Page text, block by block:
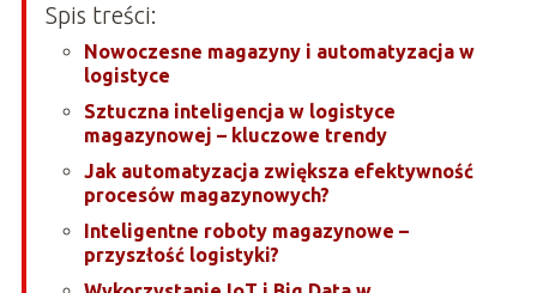
Spis treści:
Nowoczesne magazyny i automatyzacja w
logistyce
Sztuczna inteligencja w logistyce
magazynowej – kluczowe trendy
Jak automatyzacja zwiększa efektywność
procesów magazynowych?
Inteligentne roboty magazynowe –
przyszłość logistyki?